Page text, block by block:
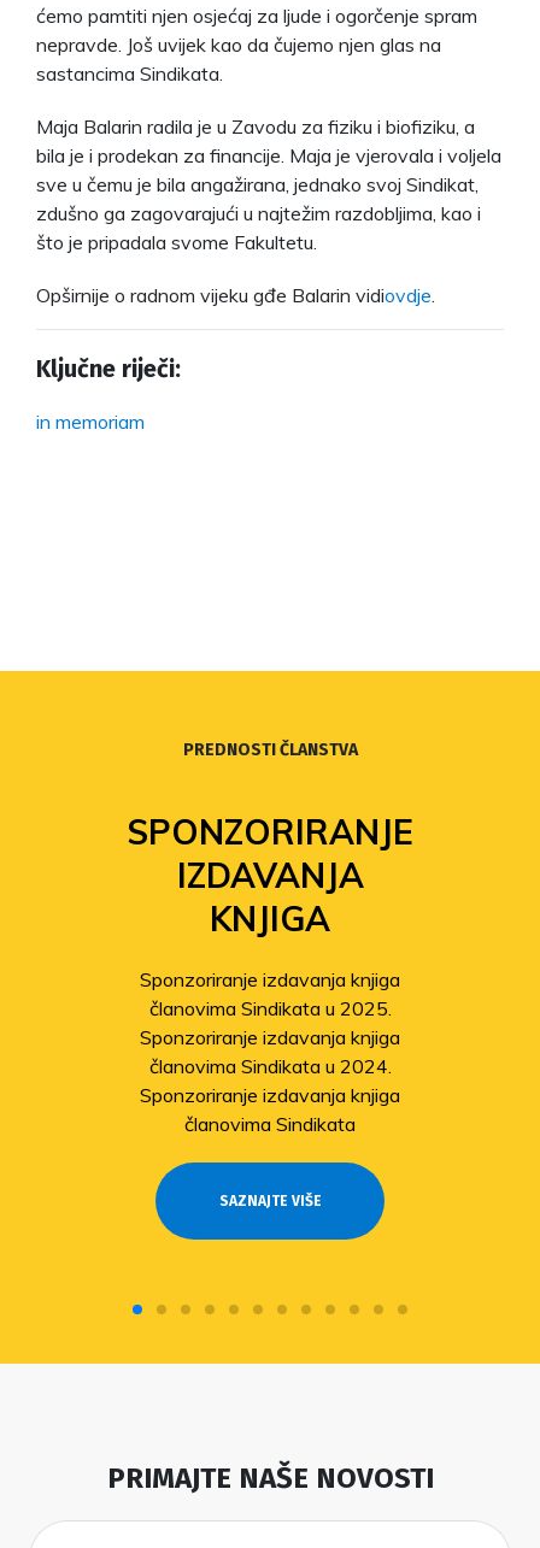
ćemo pamtiti njen osjećaj za ljude i ogorčenje spram
nepravde. Još uvijek kao da čujemo njen glas na
sastancima Sindikata.
Maja Balarin radila je u Zavodu za fiziku i biofiziku, a
bila je i prodekan za financije. Maja je vjerovala i voljela
sve u čemu je bila angažirana, jednako svoj Sindikat,
zdušno ga zagovarajući u najtežim razdobljima, kao i
što je pripadala svome Fakultetu.
Opširnije o radnom vijeku gđe Balarin vidiovdje
Ključne riječi:
in memoriam
PREDNOSTI ČLANSTVA
SPONZORIRANJE
IZDAVANJA
KNJIGA
Sponzoriranje izdavanja knjiga
članovima Sindikata u 2025.
Sponzoriranje izdavanja knjiga
članovima Sindikata u 2024.
Sponzoriranje izdavanja knjiga
članovima Sindikata
SAZNAJTE VIŠE
PRIMAJTE NAŠE NOVOSTI